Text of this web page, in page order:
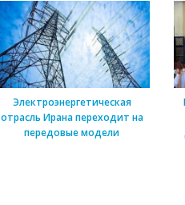
Электроэнергетическая
отрасль Ирана переходит на
передовые модели